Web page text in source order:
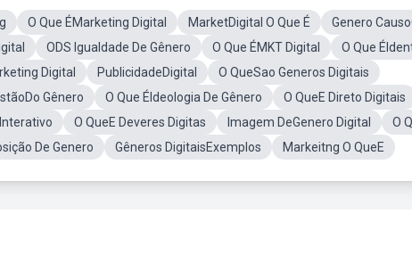
O Que ÉMarketing Digital MarketDigital O Que É
Genero
ODS Igualdade De Gênero O Que ÉMKT Digital
O Que
Digital PublicidadeDigital
O QueSao Generos Digitais
Gênero O Que ÉIdeologia De Gênero
O QueE Direto Digitais
O QueE Deveres Digitas Imagem DeGenero Digital
O
De Genero Gêneros DigitaisExemplos Markeitng O QueE